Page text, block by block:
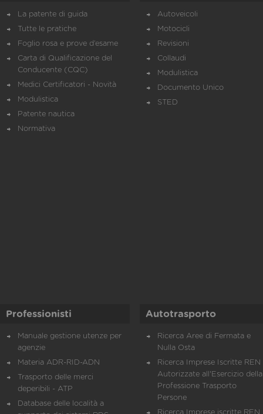
La patente di guida
Tutte le pratiche
Foglio rosa e prove d’esame
Carta di Qualificazione del
Conducente (CQC)
Medici Certificatori - Novità
Modulistica
Patente nautica
Normativa
Autoveicoli
Motocicli
Revisioni
Collaudi
Modulistica
Documento Unico
STED
Professionisti
Manuale gestione utenze per
agenzie
Materia ADR-RID-ADN
Trasporto delle merci
deperibili - ATP
Database delle località a
Autotrasporto
Ricerca Aree di Fermata e
Nulla Osta
Ricerca Imprese Iscritte REN
Autorizzate all'Esercizio della
Professione Trasporto
Persone
Ricerca Imprese iscritte REN